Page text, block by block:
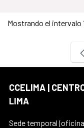
Mostrando el intervalo
CCELIMA |
LIMA
Sede temporal